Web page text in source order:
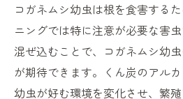
コガネムシ幼虫は根を食害する
ニングでは特に注意が必要な害
混ぜ込むことで、コガネムシ幼
が期待できます。くん炭のアルカ
幼虫が好む環境を変化させ、繁